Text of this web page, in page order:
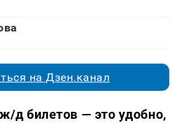
на Дзен.канал
д билетов — это удобно,